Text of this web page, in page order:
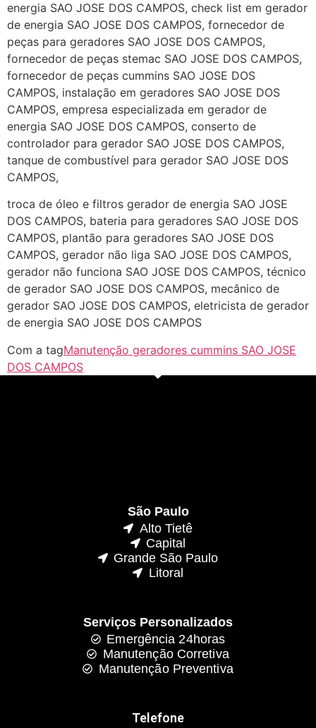
energia SAO JOSE DOS CAMPOS, check list em gerador
de energia SAO JOSE DOS CAMPOS, fornecedor de
peças para geradores SAO JOSE DOS CAMPOS,
fornecedor de peças stemac SAO JOSE DOS CAMPOS,
fornecedor de peças cummins SAO JOSE DOS
CAMPOS, instalação em geradores SAO JOSE DOS
CAMPOS, empresa especializada em gerador de
energia SAO JOSE DOS CAMPOS, conserto de
controlador para gerador SAO JOSE DOS CAMPOS,
tanque de combustível para gerador SAO JOSE DOS
CAMPOS,
troca de óleo e filtros gerador de energia SAO JOSE
DOS CAMPOS, bateria para geradores SAO JOSE DOS
CAMPOS, plantão para geradores SAO JOSE DOS
CAMPOS, gerador não liga SAO JOSE DOS CAMPOS,
gerador não funciona SAO JOSE DOS CAMPOS, técnico
de gerador SAO JOSE DOS CAMPOS, mecânico de
gerador SAO JOSE DOS CAMPOS, eletricista de gerador
de energia SAO JOSE DOS CAMPOS
Com a tagManutenção geradores cummins SAO JOSE
DOS CAMPOS
São Paulo
Alto Tietê
Capital
Grande São Paulo
Litoral
Serviços Personalizados
Emergência 24horas
Manutenção Corretiva
Manutenção Preventiva
Telefone